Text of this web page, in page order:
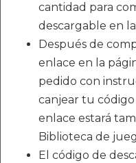
cantidad para
descargable en
Después de
enlace en la
pedido con
canjear tu
enlace estará
Biblioteca de
El código de